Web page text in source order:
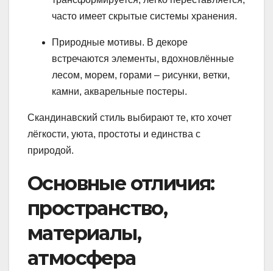
часто имеет скрытые системы хранения.
Природные мотивы. В декоре
встречаются элементы, вдохновлённые
лесом, морем, горами – рисунки, ветки,
камни, акварельные постеры.
Скандинавский стиль выбирают те, кто хочет
лёгкости, уюта, простоты и единства с
природой.
Основные отличия:
пространство,
материалы,
атмосфера